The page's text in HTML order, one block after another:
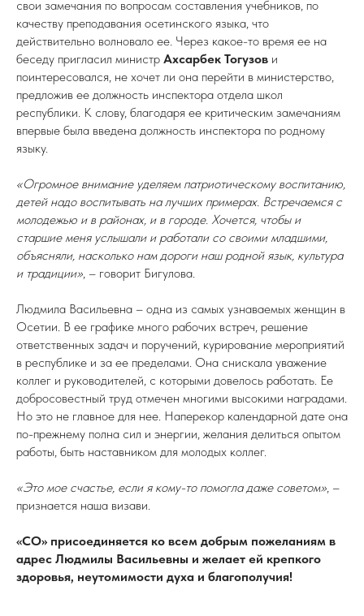
свои замечания по вопросам составления учебников, по
качеству преподавания осетинского языка, что
действительно волновало ее. Через какое-то время ее на
беседу пригласил министр Ахсарбек Тогузов и
поинтересовался, не хочет ли она перейти в министерство,
предложив ее должность инспектора отдела школ
республики. К слову, благодаря ее критическим замечаниям
впервые была введена должность инспектора по родному
языку.
«Огромное внимание уделяем патриотическому воспитанию,
детей надо воспитывать на лучших примерах. Встречаемся с
молодежью и в районах, и в городе. Хочется, чтобы и
старшие меня услышали и работали со своими младшими,
объясняли, насколько нам дороги наш родной язык, культура
и традиции», – говорит Бигулова.
Людмила Васильевна – одна из самых узнаваемых женщин в
Осетии. В ее графике много рабочих встреч, решение
ответственных задач и поручений, курирование мероприятий
в республике и за ее пределами. Она снискала уважение
коллег и руководителей, с которыми довелось работать. Ее
добросовестный труд отмечен многими высокими наградами.
Но это не главное для нее. Наперекор календарной дате она
по-прежнему полна сил и энергии, желания делиться опытом
работы, быть наставником для молодых коллег.
«Это мое счастье, если я кому-то помогла даже советом», –
признается наша визави.
«СО» присоединяется ко всем добрым пожеланиям в
адрес Людмилы Васильевны и желает ей крепкого
здоровья, неутомимости духа и благополучия!